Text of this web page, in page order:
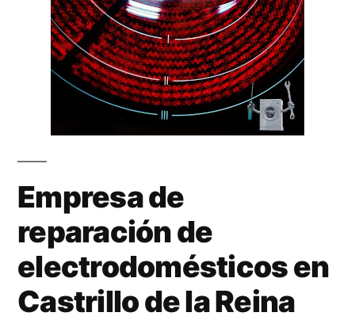
Empresa de
reparación de
electrodomésticos en
Castrillo de la Reina